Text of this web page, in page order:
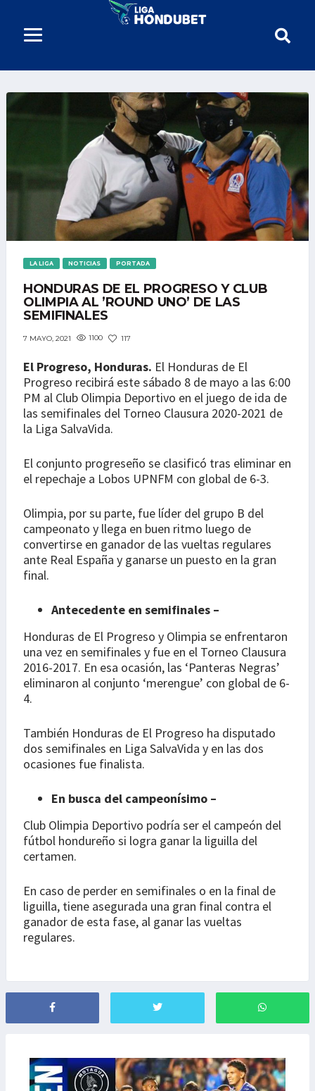
LA LIGA NOTICIAS PORTADA
HONDURAS DE EL PROGRESO Y CLUB
OLIMPIA AL ’ROUND UNO’ DE LAS
SEMIFINALES
7 MAYO, 2021 1100 117
El Progreso, Honduras. El Honduras de El
Progreso recibirá este sábado 8 de mayo a las 6:00
PM al Club Olimpia Deportivo en el juego de ida de
las semifinales del Torneo Clausura 2020-2021 de
la Liga SalvaVida.
El conjunto progreseño se clasificó tras eliminar en
el repechaje a Lobos UPNFM con global de 6-3.
Olimpia, por su parte, fue líder del grupo B del
campeonato y llega en buen ritmo luego de
convertirse en ganador de las vueltas regulares
ante Real España y ganarse un puesto en la gran
final.
Antecedente en semifinales –
Honduras de El Progreso y Olimpia se enfrentaron
una vez en semifinales y fue en el Torneo Clausura
2016-2017. En esa ocasión, las ‘Panteras Negras’
eliminaron al conjunto ‘merengue’ con global de 6-
4.
También Honduras de El Progreso ha disputado
dos semifinales en Liga SalvaVida y en las dos
ocasiones fue finalista.
En busca del campeonísimo –
Club Olimpia Deportivo podría ser el campeón del
fútbol hondureño si logra ganar la liguilla del
certamen.
En caso de perder en semifinales o en la final de
liguilla, tiene asegurada una gran final contra el
ganador de esta fase, al ganar las vueltas
regulares.